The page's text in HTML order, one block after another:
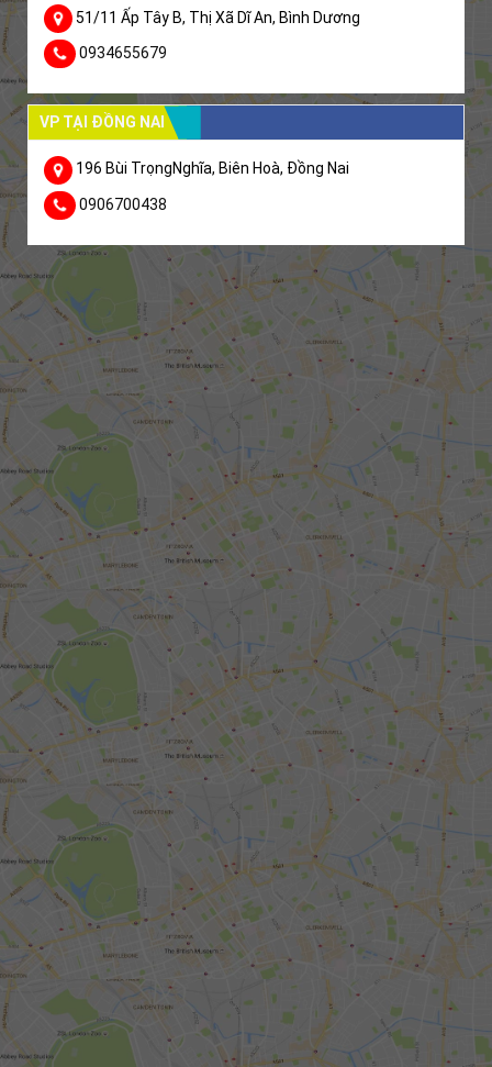
51/11 Ấp Tây B, Thị Xã Dĩ An, Bình Dương
0934655679
VP TẠI ĐỒNG NAI
196 Bùi TrọngNghĩa, Biên Hoà, Đồng Nai
0906700438